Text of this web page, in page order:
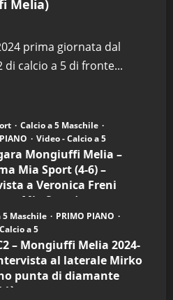
Melia)
prima giornata dal
di calcio a 5 di fronte...
Calcio a 5 Maschile
Video - Calcio a 5
Mongiuffi Melia –
Mia Sport (4-6) –
a Veronica Freni
Mia Sport)
5 Maschile
PRIMO PIANO
a 5
– Mongiuffi Melia 2024-
al laterale Mirko
punta di diamante